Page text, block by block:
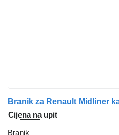
Branik za Renault Midliner
Cijena na upit
Branik